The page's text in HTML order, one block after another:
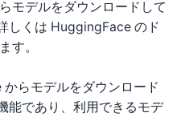
モデルをダウンロードして
しくは HuggingFace のド
す。
らモデルをダウンロード
能であり、利用できるモデ